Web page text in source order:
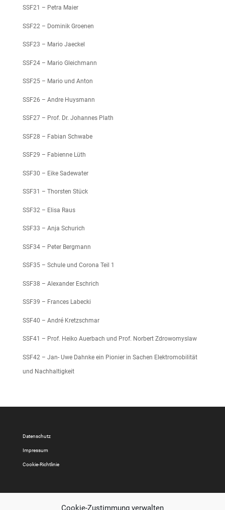
Cookie-Zustimmung verwalten
SSF21 – Petra Maier
SSF22 – Dominik Groenen
SSF23 – Mario Jaeckel
SSF24 – Mario Gleichmann
SSF25 – Mario und Anton
SSF26 – Andre Huysmann
SSF27 – Prof. Dr. Johannes Plath
SSF28 – Fabian Schwabe
SSF29 – Fabienne Lüth
SSF30 – Eike Sadewater
SSF31 – Thorsten Stück
SSF32 – Elisa Raus
SSF33 – Anja Schurich
SSF34 – Peter Bergmann
SSF35 – Schule und Corona Teil 1
SSF38 – Alexander Eschrich
SSF39 – Frances Labecki
SSF40 – André Kretzschmar
SSF41 – Prof. Heiko Auerbach und Prof. Norbert Zdrowomyslaw
SSF42 – Jan- Uwe Dahnke ein Pionier in Sachen Elektromobilität
und Nachhaltigkeit
Datenschutz
Impressum
Cookie-Richtlinie